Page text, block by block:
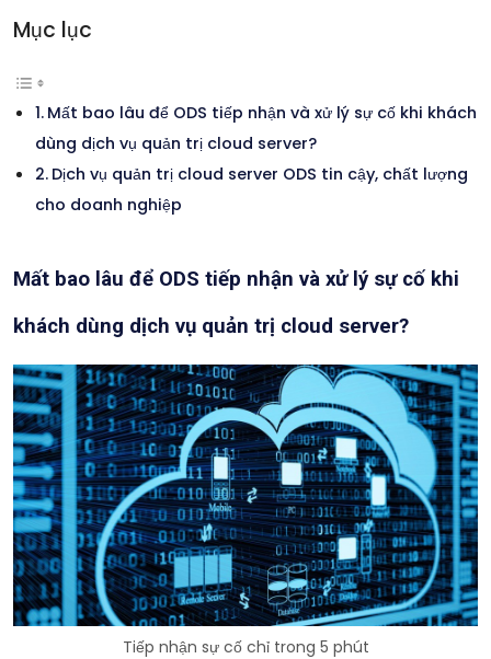
Mục lục
Mất bao lâu để ODS tiếp nhận và xử lý sự cố khi khách
dùng dịch vụ quản trị cloud server?
Dịch vụ quản trị cloud server ODS tin cậy, chất lượng
cho doanh nghiệp
Mất bao lâu để ODS tiếp nhận và xử lý sự cố khi
khách dùng dịch vụ quản trị cloud server?
Tiếp nhận sự cố chỉ trong 5 phút